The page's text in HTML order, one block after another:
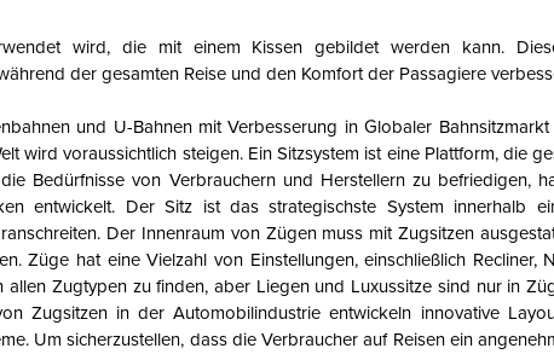
wird, die mit einem Kissen gebildet werden kann.
der gesamten Reise und den Komfort der Passagiere
und U-Bahnen mit Verbesserung inGlobaler Bahnsitzmarkt
wird voraussichtlich steigen. Ein Sitzsystem ist eine Plattform, die
Bedürfnisse von Verbrauchern und Herstellern zu befriedigen,
entwickelt. Der Sitz ist das strategischste System innerhalb
Der Innenraum von Zügen muss mit Zugsitzen
Züge hat eine Vielzahl von Einstellungen, einschließlich Recliner,
Zugtypen zu finden, aber Liegen und Luxussitze sind nur in
Zugsitzen in der Automobilindustrie entwickeln innovative
Um sicherzustellen, dass die Verbraucher auf Reisen ein